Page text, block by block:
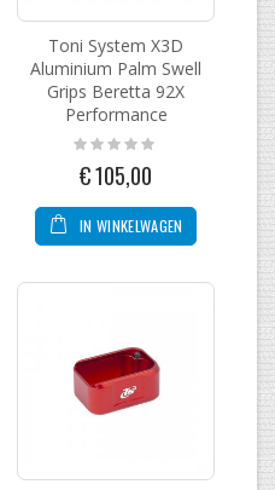
Toni System X3D
Aluminium Palm Swell
Grips Beretta 92X
Performance
Rating:
0%
€ 105,00
IN WINKELWAGEN